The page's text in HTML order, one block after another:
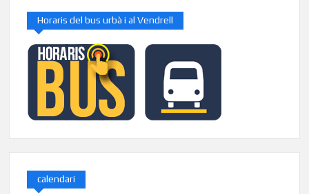
Horaris del bus urbà i al Vendrell
calendari